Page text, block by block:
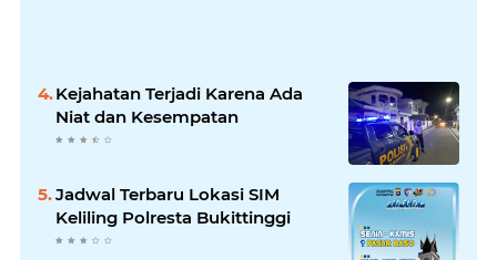
Kejahatan Terjadi Karena Ada
Niat dan Kesempatan
Jadwal Terbaru Lokasi SIM
Keliling Polresta Bukittinggi